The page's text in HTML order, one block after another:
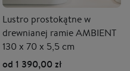
Lustro prostokątne w
drewnianej ramie AMBIENT
130 x 70 x 5,5 cm
od 1 390,00 zł